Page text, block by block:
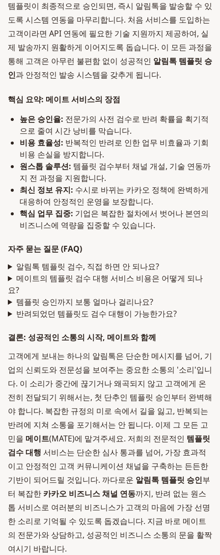
템플릿이 최종적으로 승인되면, 즉시 알림톡을 발송할 수 있
도록 시스템 연동을 마무리합니다. 처음 서비스를 도입하는
고객이라면 API 연동에 필요한 기술 지원까지 제공하여, 실
제 발송까지 원활하게 이어지도록 돕습니다. 이 모든 과정을
통해 고객은 아무런 불편함 없이 성공적인 알림톡 템플릿 승
인과 안정적인 발송 시스템을 갖추게 됩니다.
핵심 요약: 메이트 서비스의 장점
높은 승인율: 전문가의 사전 검수로 반려 확률을 획기적
으로 줄여 시간 낭비를 막습니다.
비용 효율성: 반복적인 반려로 인한 업무 비효율과 기회
비용 손실을 방지합니다.
원스톱 솔루션: 템플릿 검수부터 채널 개설, 기술 연동까
지 전 과정을 지원합니다.
최신 정보 유지: 수시로 바뀌는 카카오 정책에 완벽하게
대응하여 안정적인 운영을 보장합니다.
핵심 업무 집중: 기업은 복잡한 절차에서 벗어나 본연의
비즈니스에 역량을 집중할 수 있습니다.
자주 묻는 질문 (FAQ)
알림톡 템플릿 검수, 직접 하면 안 되나요?
메이트의 템플릿 검수 대행 서비스 비용은 어떻게 되나
요?
템플릿 승인까지 보통 얼마나 걸리나요?
반려되었던 템플릿도 검수 대행이 가능한가요?
결론: 성공적인 소통의 시작, 메이트와 함께
고객에게 보내는 하나의 알림톡은 단순한 메시지를 넘어, 기
업의 신뢰도와 전문성을 보여주는 중요한 소통의 '소리'입니
다. 이 소리가 중간에 끊기거나 왜곡되지 않고 고객에게 온
전히 전달되기 위해서는, 첫 단추인 템플릿 승인부터 완벽해
야 합니다. 복잡한 규정의 미로 속에서 길을 잃고, 반복되는
반려에 지쳐 소통을 포기해서는 안 됩니다. 이제 그 모든 고
민을 메이트(MATE)에 맡겨주세요. 저희의 전문적인 템플릿
검수 대행 서비스는 단순한 심사 통과를 넘어, 가장 효과적
이고 안정적인 고객 커뮤니케이션 채널을 구축하는 든든한
기반이 되어드릴 것입니다. 까다로운 알림톡 템플릿 승인부
터 복잡한 카카오 비즈니스 채널 연동까지, 반려 없는 원스
톱 서비스로 여러분의 비즈니스가 고객의 마음에 가장 선명
한 소리로 기억될 수 있도록 돕겠습니다. 지금 바로 메이트
의 전문가와 상담하고, 성공적인 비즈니스 소통의 문을 활짝
여시기 바랍니다.